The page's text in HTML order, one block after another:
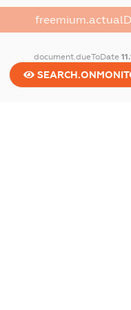
document.dueToDate